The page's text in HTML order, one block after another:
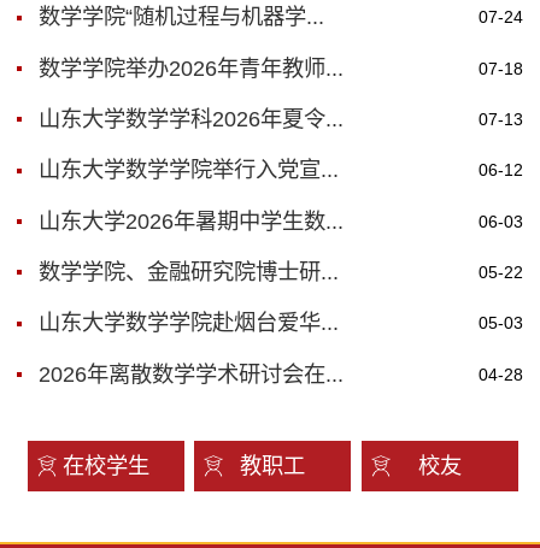
数学学院“随机过程与机器学... 07-24
数学学院举办2026年青年教师... 07-18
山东大学数学学科2026年夏令... 07-13
山东大学数学学院举行入党宣... 06-12
山东大学2026年暑期中学生数... 06-03
数学学院、金融研究院博士研... 05-22
山东大学数学学院赴烟台爱华... 05-03
2026年离散数学学术研讨会在... 04-28
在校学生 教职工 校友